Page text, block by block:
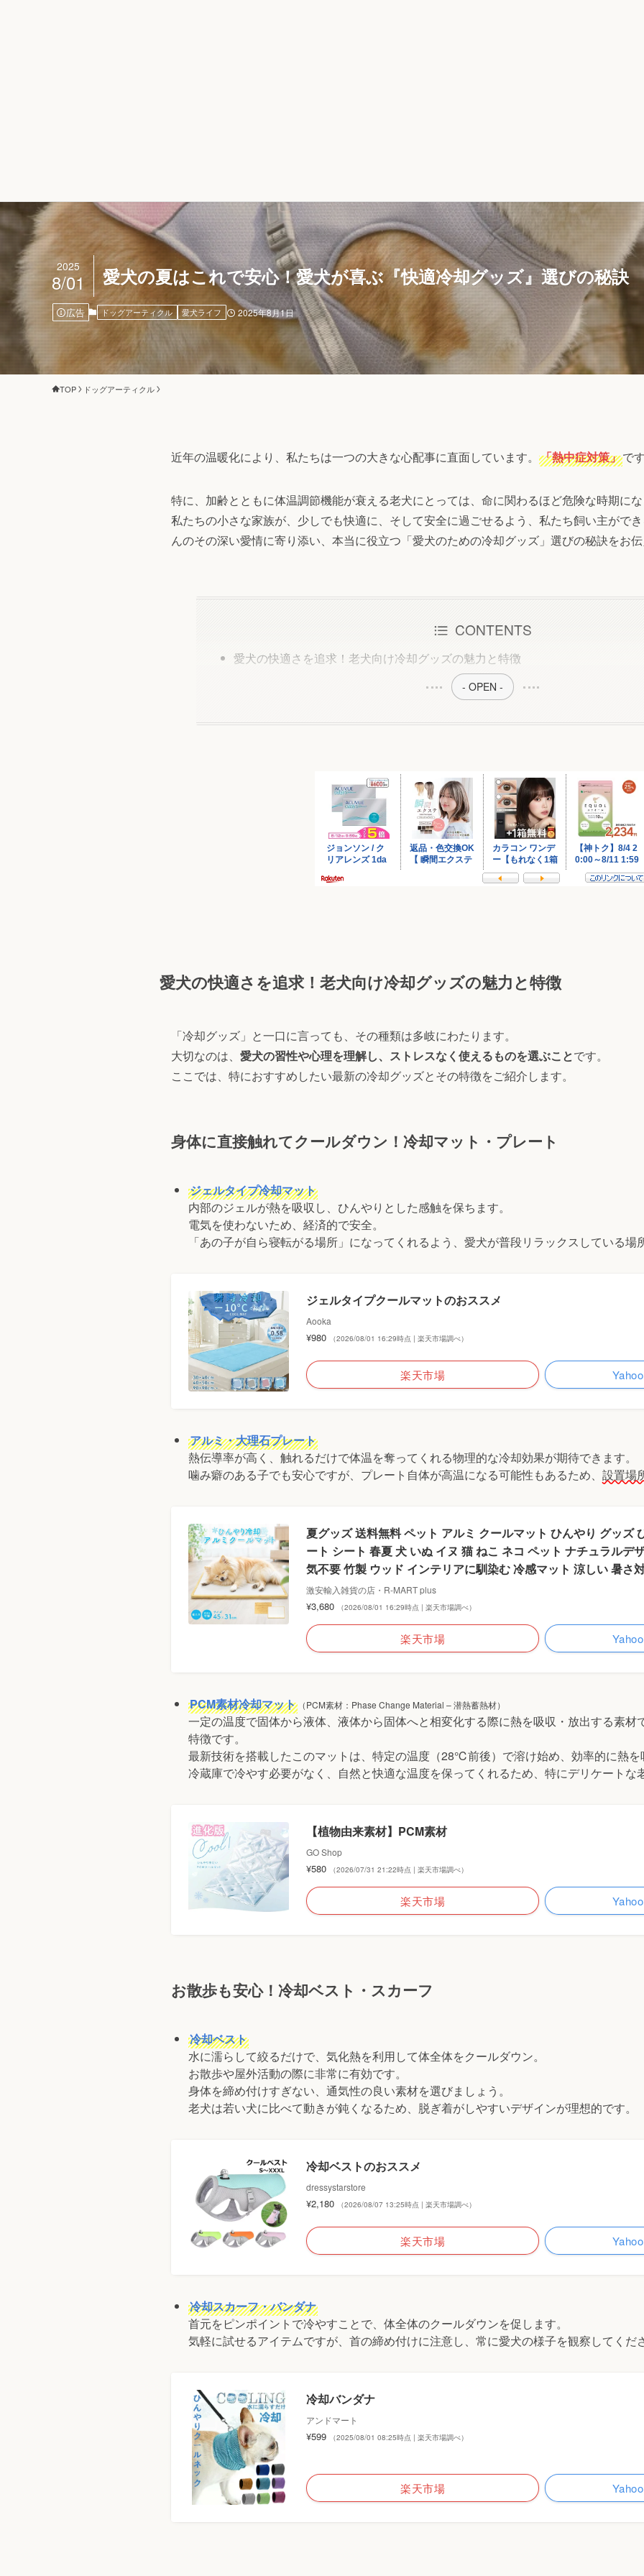
愛犬の夏はこれで安心！愛犬が喜ぶ『快適冷却グッズ』選びの秘訣
2025
8/01
広告 ドッグアーティクル 愛犬ライフ 2025年8月1日
TOP ドッグアーティクル
近年の温暖化により、私たちは一つの大きな心配事に直面しています。 「熱中症対策」です
特に、加齢とともに体温調節機能が衰える老犬にとっては、命に関わるほど危険な時期にな
私たちの小さな家族が、少しでも快適に、そして安全に過ごせるよう、私たち飼い主がで
んのその深い愛情に寄り添い、本当に役立つ「愛犬のための冷却グッズ」選びの秘訣をお伝
CONTENTS
愛犬の快適さを追求！老犬向け冷却グッズの魅力と特徴
- OPEN -
愛犬の快適さを追求！老犬向け冷却グッズの魅力と特徴
「冷却グッズ」と一口に言っても、その種類は多岐にわたります。
大切なのは、 愛犬の習性や心理を理解し、ストレスなく使えるものを選ぶことです。
ここでは、特におすすめしたい最新の冷却グッズとその特徴をご紹介します。
身体に直接触れてクールダウン！冷却マット・プレート
ジェルタイプ冷却マット
内部のジェルが熱を吸収し、ひんやりとした感触を保ちます。
電気を使わないため、経済的で安全。
「あの子が自ら寝転がる場所」になってくれるよう、愛犬が普段リラックスしている場
ジェルタイプクールマットのおススメ
Aooka
¥980 （2026/08/01 16:29時点 | 楽天市場調べ）
楽天市場
アルミ・大理石プレート
熱伝導率が高く、触れるだけで体温を奪ってくれる物理的な冷却効果が期待できます。
噛み癖のある子でも安心ですが、プレート自体が高温になる可能性もあるため、 設置場
夏グッズ 送料無料 ペット アルミ クールマット ひんやり グッズ
ート シート 春夏 犬 いぬ イヌ 猫 ねこ ネコ ペット ナチュラルデ
気不要 竹製 ウッド インテリアに馴染む 冷感マット 涼しい 暑さ
激安輸入雑貨の店・R-MART plus
¥3,680 （2026/08/01 16:29時点 | 楽天市場調べ）
楽天市場
PCM素材冷却マット （PCM素材：Phase Change Material – 潜熱蓄熱材）
一定の温度で固体から液体、液体から固体へと相変化する際に熱を吸収・放出する素材
特徴です。
最新技術を搭載したこのマットは、特定の温度（28℃前後）で溶け始め、効率的に熱を
冷蔵庫で冷やす必要がなく、自然と快適な温度を保ってくれるため、特にデリケートな
【植物由来素材】PCM素材
GO Shop
¥580 （2026/07/31 21:22時点 | 楽天市場調べ）
楽天市場
お散歩も安心！冷却ベスト・スカーフ
冷却ベスト
水に濡らして絞るだけで、気化熱を利用して体全体をクールダウン。
お散歩や屋外活動の際に非常に有効です。
身体を締め付けすぎない、通気性の良い素材を選びましょう。
老犬は若い犬に比べて動きが鈍くなるため、脱ぎ着がしやすいデザインが理想的です。
冷却ベストのおススメ
dressystarstore
¥2,180 （2026/08/07 13:25時点 | 楽天市場調べ）
楽天市場
冷却スカーフ・バンダナ
首元をピンポイントで冷やすことで、体全体のクールダウンを促します。
気軽に試せるアイテムですが、首の締め付けに注意し、常に愛犬の様子を観察してくださ
冷却バンダナ
アンドマート
¥599 （2025/08/01 08:25時点 | 楽天市場調べ）
楽天市場